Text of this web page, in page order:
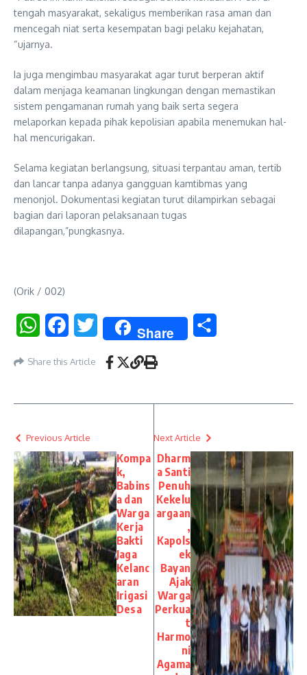
tengah masyarakat, sekaligus memberikan rasa aman dan
mencegah niat serta kesempatan bagi pelaku kejahatan,
“ujarnya.
Ia juga mengimbau masyarakat agar turut berperan aktif
dalam menjaga keamanan lingkungan dengan memastikan
sistem pengamanan rumah yang baik serta segera
melaporkan kepada pihak kepolisian apabila menemukan hal-
hal mencurigakan.
Selama kegiatan berlangsung, situasi terpantau aman, tertib
dan lancar tanpa adanya gangguan kamtibmas yang
menonjol. Dokumentasi kegiatan turut dilampirkan sebagai
bagian dari laporan pelaksanaan tugas
dilapangan,”pungkasnya.
(Orik / 002)
WhatsAppFacebookTwitter Share
Share this Article
Previous Article
Kompa
k,
Babins
a dan
Warga
Kerja
Bakti
Jaga
Kelanc
aran
Irigasi
Desa
Next Article
Dharm
a Santi
Penuh
Kekelu
argaan
,
Kapols
ek
Bayan
Ajak
Warga
Perkua
t
Harmo
ni
Agama